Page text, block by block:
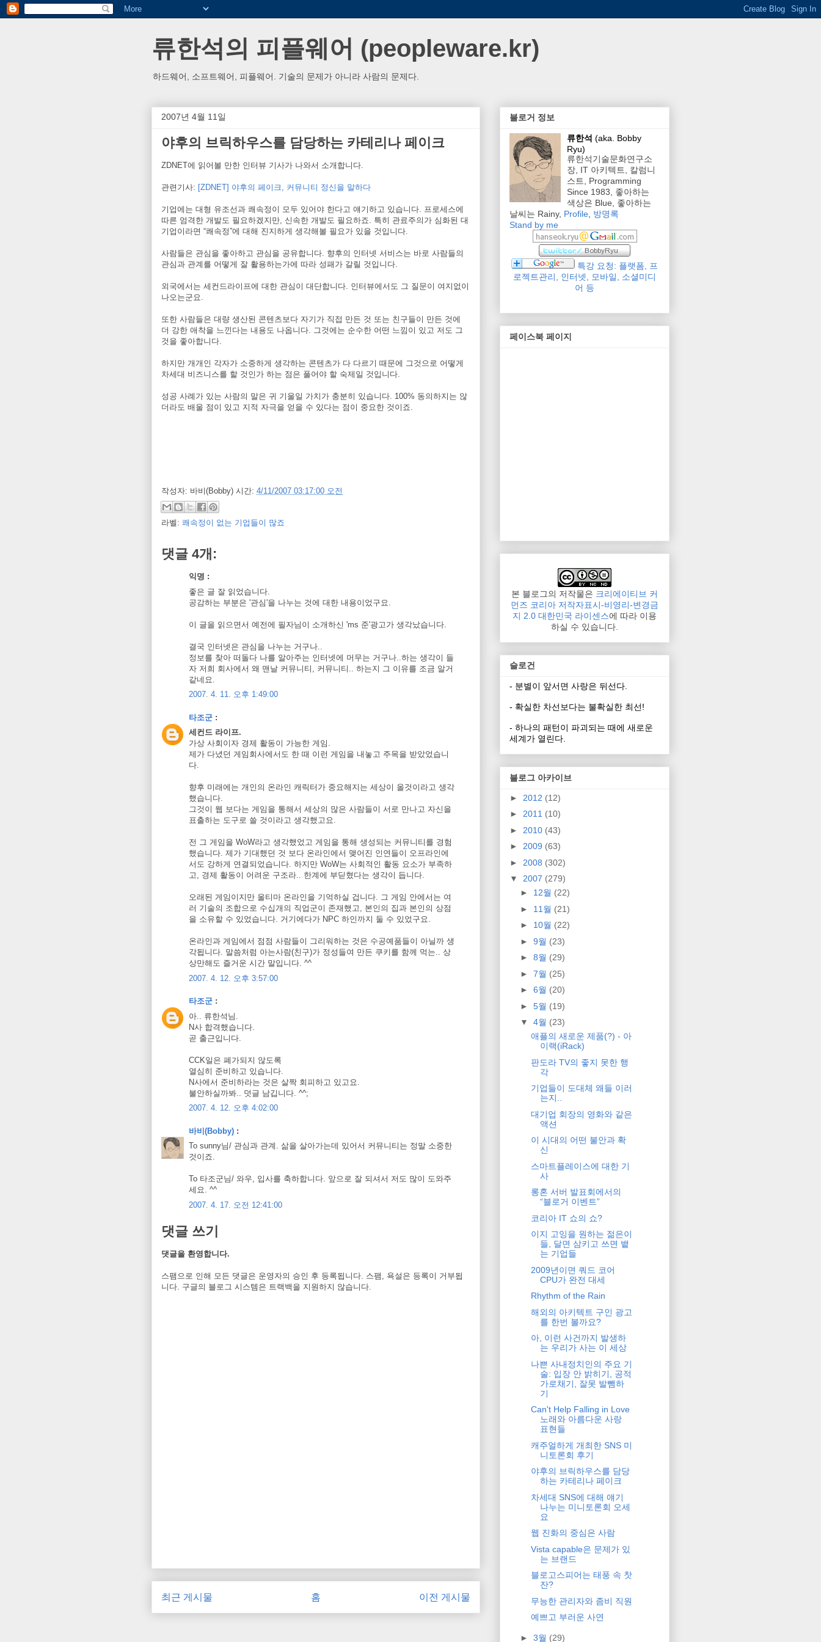
류한석의 피플웨어 (peopleware.kr)
하드웨어, 소프트웨어, 피플웨어. 기술의 문제가 아니라 사람의 문제다.
2007년 4월 11일
야후의 브릭하우스를 담당하는 카테리나 페이크
ZDNET에 읽어볼 만한 인터뷰 기사가 나와서 소개합니다.
관련기사: [ZDNET] 야후의 페이크, 커뮤니티 정신을 말하다
기업에는 대형 유조선과 쾌속정이 모두 있어야 한다고 얘기하고 있습니다. 프로세스에
따른 엄격한 개발도 필요하겠지만, 신속한 개발도 필요하죠. 특히 관료주의가 심화된 대
기업이라면 “쾌속정”에 대해 진지하게 생각해볼 필요가 있을 것입니다.
사람들은 관심을 좋아하고 관심을 공유합니다. 향후의 인터넷 서비스는 바로 사람들의
관심과 관계를 어떻게 잘 활용하는가에 따라 성패가 갈릴 것입니다.
외국에서는 세컨드라이프에 대한 관심이 대단합니다. 인터뷰에서도 그 질문이 여지없이
나오는군요.
또한 사람들은 대량 생산된 콘텐츠보다 자기가 직접 만든 것 또는 친구들이 만든 것에
더 강한 애착을 느낀다는 내용도 나옵니다. 그것에는 순수한 어떤 느낌이 있고 저도 그
것을 좋아합니다.
하지만 개개인 각자가 소중하게 생각하는 콘텐츠가 다 다르기 때문에 그것으로 어떻게
차세대 비즈니스를 할 것인가 하는 점은 풀어야 할 숙제일 것입니다.
성공 사례가 있는 사람의 말은 귀 기울일 가치가 충분히 있습니다. 100% 동의하지는 않
더라도 배울 점이 있고 지적 자극을 얻을 수 있다는 점이 중요한 것이죠.
작성자: 바비(Bobby) 시간: 4/11/2007 03:17:00 오전
라벨: 쾌속정이 없는 기업들이 많죠
댓글 4개:
익명 :
좋은 글 잘 읽었습니다.
공감하는 부분은 '관심'을 나누는 것에 대한 내용이었구요.
이 글을 읽으면서 예전에 필자님이 소개하신 'ms 준'광고가 생각났습니다.
결국 인터넷은 관심을 나누는 거구나..
정보를 찾아 떠돌다 나를 알아주는 인터넷에 머무는 거구나..하는 생각이 들
자 저희 회사에서 왜 맨날 커뮤니티, 커뮤니티.. 하는지 그 이유를 조금 알거
같네요.
2007. 4. 11. 오후 1:49:00
타조군 :
세컨드 라이프.
가상 사회이자 경제 활동이 가능한 게임.
제가 다녔던 게임회사에서도 한 때 이런 게임을 내놓고 주목을 받았었습니
다.
향후 미래에는 개인의 온라인 캐릭터가 중요해지는 세상이 올것이라고 생각
했습니다.
그것이 웹 보다는 게임을 통해서 세상의 많은 사람들이 서로 만나고 자신을
표출하는 도구로 쓸 것이라고 생각했고요.
전 그 게임을 WoW라고 생각했었고 게임을 통해 생성되는 커뮤니티를 경험
했습니다. 제가 기대했던 것 보다 온라인에서 맺어진 인연들이 오프라인에
서도 강하게 연결되었습니다. 하지만 WoW는 사회적인 활동 요소가 부족하
고, 경제 활동이 어려운 구조라.. 한계에 부딛혔다는 생각이 듭니다.
오래된 게임이지만 울티마 온라인을 기억하실 겁니다. 그 게임 안에서는 여
러 기술의 조합으로 수십개의 직업군이 존재했고, 본인의 집과 본인의 상점
을 소유할 수 있었습니다. 거기에다가 NPC 하인까지 둘 수 있었구요.
온라인과 게임에서 점점 사람들이 그리워하는 것은 수공예품들이 아닐까 생
각됩니다. 말씀처럼 아는사람(친구)가 정성들여 만든 쿠키를 함께 먹는.. 상
상만해도 즐거운 시간 말입니다. ^^
2007. 4. 12. 오후 3:57:00
타조군 :
아.. 류한석님.
N사 합격했습니다.
곧 출근입니다.
CCK일은 폐가되지 않도록
열심히 준비하고 있습니다.
N사에서 준비하라는 것은 살짝 회피하고 있고요.
불안하실까봐.. 덧글 남깁니다. ^^;
2007. 4. 12. 오후 4:02:00
바비(Bobby) :
To sunny님/ 관심과 관계. 삶을 살아가는데 있어서 커뮤니티는 정말 소중한
것이죠.
To 타조군님/ 와우, 입사를 축하합니다. 앞으로 잘 되셔서 저도 많이 도와주
세요. ^^
2007. 4. 17. 오전 12:41:00
댓글 쓰기
댓글을 환영합니다.
스팸으로 인해 모든 댓글은 운영자의 승인 후 등록됩니다. 스팸, 욕설은 등록이 거부됩
니다. 구글의 블로그 시스템은 트랙백을 지원하지 않습니다.
최근 게시물 이전 게시물
홈
블로거 정보
류한석 (aka. Bobby
Ryu)
류한석기술문화연구소
장, IT 아키텍트, 칼럼니
스트, Programming
Since 1983, 좋아하는
색상은 Blue, 좋아하는
날씨는 Rainy, Profile, 방명록
Stand by me
특강 요청: 플랫폼, 프
로젝트관리, 인터넷, 모바일, 소셜미디
어 등
페이스북 페이지
본 블로그의 저작물은 크리에이티브 커
먼즈 코리아 저작자표시-비영리-변경금
지 2.0 대한민국 라이센스에 따라 이용
하실 수 있습니다.
슬로건
- 분별이 앞서면 사랑은 뒤선다.
- 확실한 차선보다는 불확실한 최선!
- 하나의 패턴이 파괴되는 때에 새로운
세계가 열린다.
블로그 아카이브
► 2012 (12)
► 2011 (10)
► 2010 (43)
► 2009 (63)
► 2008 (302)
▼ 2007 (279)
► 12월 (22)
► 11월 (21)
► 10월 (22)
► 9월 (23)
► 8월 (29)
► 7월 (25)
► 6월 (20)
► 5월 (19)
▼ 4월 (23)
애플의 새로운 제품(?) - 아
이랙(iRack)
판도라 TV의 좋지 못한 행
각
기업들이 도대체 왜들 이러
는지..
대기업 회장의 영화와 같은
액션
이 시대의 어떤 불안과 확
신
스마트플레이스에 대한 기
사
롱혼 서버 발표회에서의
“블로거 이벤트”
코리아 IT 쇼의 쇼?
이지 고잉을 원하는 젊은이
들, 달면 삼키고 쓰면 뱉
는 기업들
2009년이면 쿼드 코어
CPU가 완전 대세
Rhythm of the Rain
해외의 아키텍트 구인 광고
를 한번 볼까요?
아, 이런 사건까지 발생하
는 우리가 사는 이 세상
나쁜 사내정치인의 주요 기
술: 입장 안 밝히기, 공적
가로채기, 잘못 발뺌하
기
Can't Help Falling in Love
노래와 아름다운 사랑
표현들
캐주얼하게 개최한 SNS 미
니토론회 후기
야후의 브릭하우스를 담당
하는 카테리나 페이크
차세대 SNS에 대해 얘기
나누는 미니토론회 오세
요
웹 진화의 중심은 사람
Vista capable은 문제가 있
는 브랜드
블로고스피어는 태풍 속 찻
잔?
무능한 관리자와 좀비 직원
예쁘고 부러운 사연
► 3월 (29)